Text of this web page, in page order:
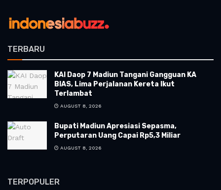
TERBARU
KAI Daop 7 Madiun Tangani Gangguan KA
BIAS, Lima Perjalanan Kereta Ikut
Terlambat
AUGUST 8, 2026
Bupati Madiun Apresiasi Sepasma,
Perputaran Uang Capai Rp5,3 Miliar
AUGUST 8, 2026
TERPOPULER